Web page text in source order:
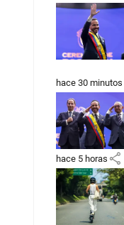
hace 30 minutos
hace 5 horas share